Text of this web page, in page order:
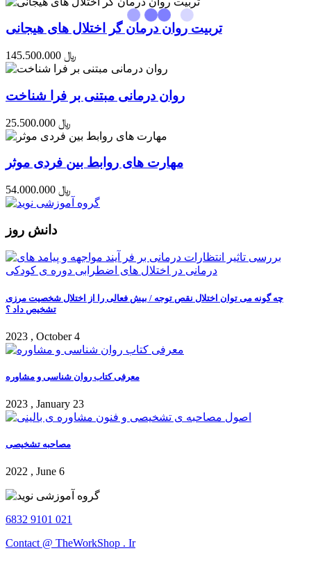
تربیت روان درمان گر اختلال های هیجانی
145.500.000 ﷼
روان درمانی مبتنی بر فرا شناخت
25.500.000 ﷼
مهارت های روابط بین فردی موثر
54.000.000 ﷼
دانش روز
چه گونه می توان اختلال نقص توجه / بیش فعالی را از اختلال شخصیت مرزی
تشخیص داد ؟
2023 , October 4
معرفی کتاب روان شناسی و مشاوره
2023 , January 23
مصاحبه تشخیصی
2022 , June 6
6832 9101 021
Contact @ TheWorkShop . Ir